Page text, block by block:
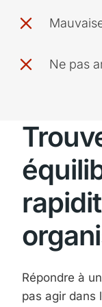
Ne pas
Répondre à
pas agir dans